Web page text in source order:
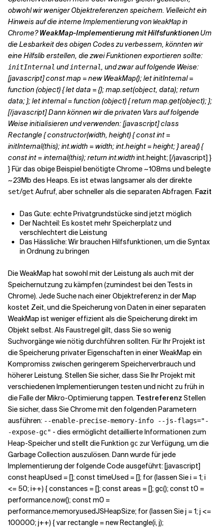
obwohl wir weniger Objektreferenzen speichern. Vielleicht ein
Hinweis auf die interne Implementierung von WeakMapin
Chrome? WeakMap-Implementierung mit HilfsfunktionenUm
die Lesbarkeit des obigen Codes zu verbessern, könnten wir
eine Hilfslib erstellen, die zwei Funktionen exportieren sollte:
initInternal und internal, und zwar auf folgende Weise:
[javascript] const map = new WeakMap(); let initInternal =
function (object) { let data = {}; map.set(object, data); return
data; }; let internal = function (object) { return map.get(object); };
[/javascript] Dann können wir die privaten Vars auf folgende
Weise initialisieren und verwenden: [javascript] class
Rectangle { constructor(width, height) { const int =
initInternal(this); int.width = width; int.height = height; } area() {
const int = internal(this); return int.width int.height; [/javascript] }
} Für das obige Beispiel benötigte Chrome ~108ms und belegte
~23Mb des Heaps. Es ist etwas langsamer als der direkte
set/get Aufruf, aber schneller als die separaten Abfragen. Fazit
Das Gute: echte Privatgrundstücke sind jetzt möglich
Der Nachteil: Es kostet mehr Speicherplatz und
verschlechtert die Leistung
Das Hässliche: Wir brauchen Hilfsfunktionen, um die Syntax
in Ordnung zu bringen
Die WeakMap hat sowohl mit der Leistung als auch mit der
Speichernutzung zu kämpfen (zumindest bei den Tests in
Chrome). Jede Suche nach einer Objektreferenz in der Map
kostet Zeit, und die Speicherung von Daten in einer separaten
WeakMap ist weniger effizient als die Speicherung direkt im
Objekt selbst. Als Faustregel gilt, dass Sie so wenig
Suchvorgänge wie nötig durchführen sollten. Für Ihr Projekt ist
die Speicherung privater Eigenschaften in einer WeakMap ein
Kompromiss zwischen geringerem Speicherverbrauch und
höherer Leistung. Stellen Sie sicher, dass Sie Ihr Projekt mit
verschiedenen Implementierungen testen und nicht zu früh in
die Falle der Mikro-Optimierung tappen. Testreferenz Stellen
Sie sicher, dass Sie Chrome mit den folgenden Parametern
ausführen: --enable-precise-memory-info --js-flags="-
-expose-gc" - dies ermöglicht detaillierte Informationen zum
Heap-Speicher und stellt die Funktion gc zur Verfügung, um die
Garbage Collection auszulösen. Dann wurde für jede
Implementierung der folgende Code ausgeführt: [javascript]
const heapUsed = []; const timeUsed = []; for (lassen Sie i = 1; i
<= 50; i++) { constances = []; const areas = []; gc(); const t0 =
performance.now(); const m0 =
performance.memory.usedJSHeapSize; for (lassen Sie j = 1; j <=
100000; j++) { var rectangle = new Rectangle(i, j);